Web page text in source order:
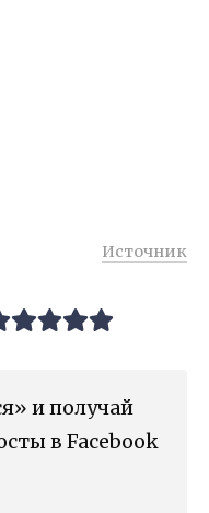
Источник
и получай
в Facebook